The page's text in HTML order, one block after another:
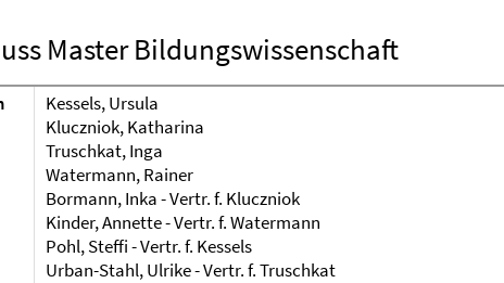
Master Bildungswissenschaft
Kessels, Ursula
Kluczniok, Katharina
Truschkat, Inga
Watermann, Rainer
Bormann, Inka - Vertr. f. Kluczniok
Kinder, Annette - Vertr. f. Watermann
Pohl, Steffi - Vertr. f. Kessels
Urban-Stahl, Ulrike - Vertr. f. Truschkat